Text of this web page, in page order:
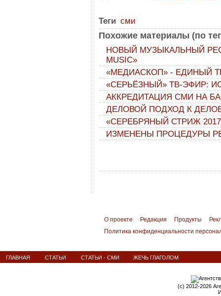
Теги сми
Похожие материалы (по
НОВЫЙ МУЗЫКАЛЬНЫЙ
MUSIC»
«МЕДИАСКОП» - ЕДИНЫЙ
«СЕРЬЁЗНЫЙ» ТВ-ЭФИР:
АККРЕДИТАЦИЯ СМИ НА
ДЕЛОВОЙ ПОДХОД К
«СЕРЕБРЯНЫЙ СТРИЖ
ИЗМЕНЕНЫ ПРОЦЕДУРЫ
О проекте Редакция Продукты
Политика конфиденциальности
ГЛАВНАЯ СТАТЬИ СТАТЬИ - СМИ ЖЕЧЬ ГЛАГОЛОМ
(c) 2012-2026